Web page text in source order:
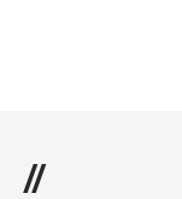
//